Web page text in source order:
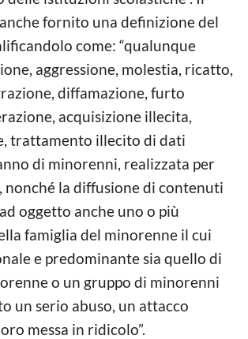
fornito una definizione del
come: “qualunque
aggressione, molestia, ricatto,
diffamazione, furto
acquisizione illecita,
trattamento illecito di dati
di minorenni, realizzata per
nonché la diffusione di contenuti
oggetto anche uno o più
famiglia del minorenne il cui
e predominante sia quello di
o un gruppo di minorenni
un serio abuso, un attacco
messa in ridicolo”.